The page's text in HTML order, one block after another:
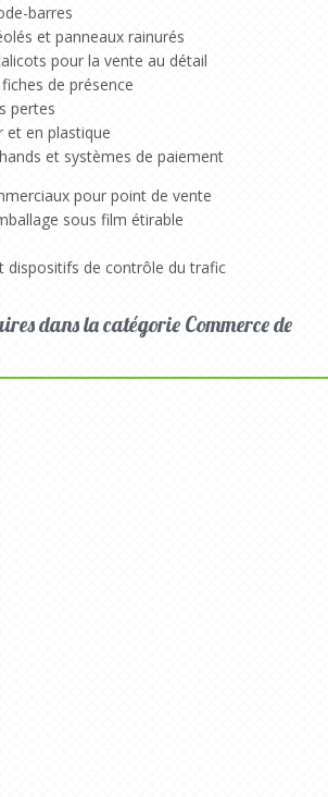
barres
et panneaux rainurés
pour la vente au détail
de présence
pertes
et en plastique
et systèmes de paiement
pour point de vente
sous film étirable
dispositifs de contrôle du trafic
dans la catégorie Commerce de